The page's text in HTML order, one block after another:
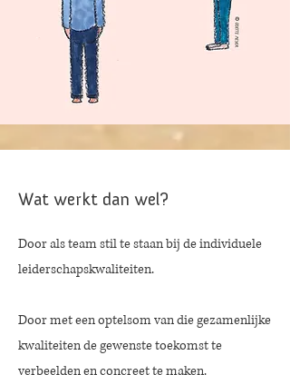
Wat werkt dan wel?
Door als team stil te staan bij de individuele
leiderschapskwaliteiten.
Door met een optelsom van die gezamenlijke
kwaliteiten de gewenste toekomst te
verbeelden en concreet te maken.